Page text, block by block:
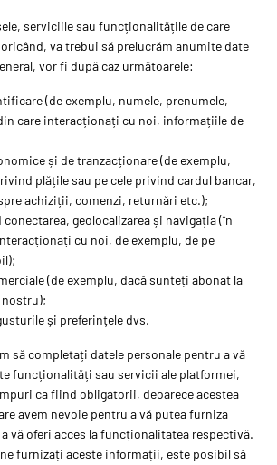
serviciile sau funcționalitățile de care
va trebui să prelucrăm anumite date
vor fi după caz următoarele:
(de exemplu, numele, prenumele,
care interacționați cu noi, informațiile de
și de tranzacționare (de exemplu,
plățile sau pe cele privind cardul bancar,
achiziții, comenzi, returnări etc.);
geolocalizarea și navigația (în
cu noi, de exemplu, de pe
(de exemplu, dacă sunteți abonat la
și preferințele dvs.
să completați datele personale pentru a vă
funcționalități sau servicii ale platformei,
ca fiind obligatorii, deoarece acestea
avem nevoie pentru a vă putea furniza
vă oferi acces la funcționalitatea respectivă.
furnizați aceste informații, este posibil să